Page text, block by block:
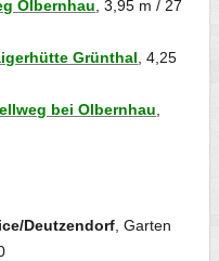
Olbernhau , 3,95 m / 27
Grünthal , 4,25
bei Olbernhau
Deutzendorf , Garten